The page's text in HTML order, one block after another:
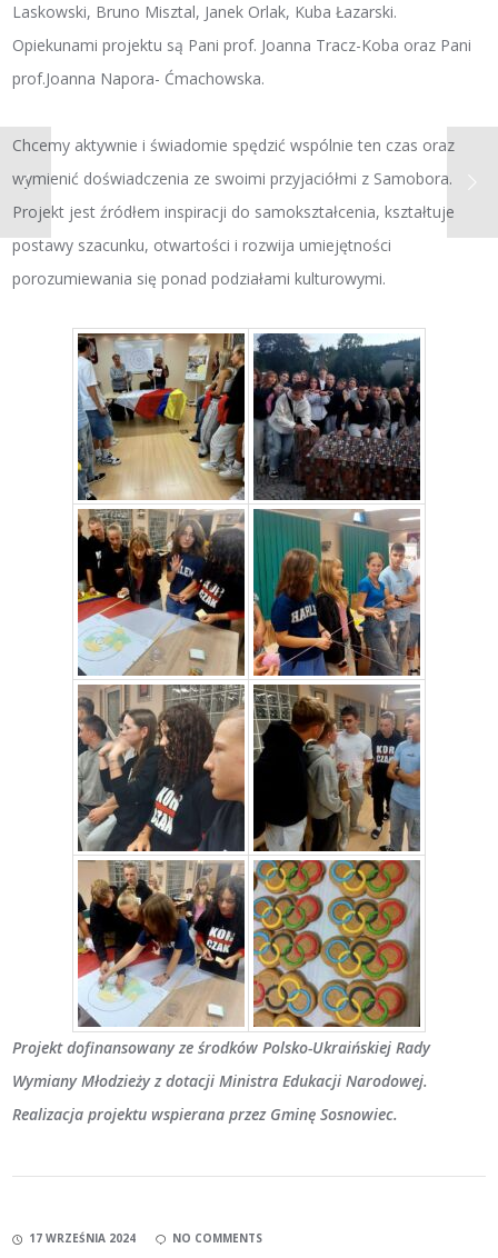
Laskowski, Bruno Misztal, Janek Orlak, Kuba Łazarski.
Opiekunami projektu są Pani prof. Joanna Tracz-Koba oraz Pani
prof.Joanna Napora- Ćmachowska.
Chcemy aktywnie i świadomie spędzić wspólnie ten czas oraz
wymienić doświadczenia ze swoimi przyjaciółmi z Samobora.
Projekt jest źródłem inspiracji do samokształcenia, kształtuje
postawy szacunku, otwartości i rozwija umiejętności
porozumiewania się ponad podziałami kulturowymi.
Projekt dofinansowany ze środków Polsko-Ukraińskiej Rady
Wymiany Młodzieży z dotacji Ministra Edukacji Narodowej.
Realizacja projektu wspierana przez Gminę Sosnowiec.
17 WRZEŚNIA 2024 NO COMMENTS